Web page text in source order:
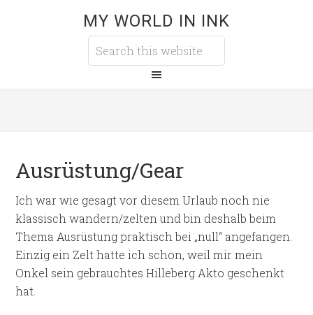
MY WORLD IN INK
Ausrüstung/Gear
Ich war wie gesagt vor diesem Urlaub noch nie
klassisch wandern/zelten und bin deshalb beim
Thema Ausrüstung praktisch bei „null“ angefangen.
Einzig ein Zelt hatte ich schon, weil mir mein
Onkel sein gebrauchtes Hilleberg Akto geschenkt
hat.